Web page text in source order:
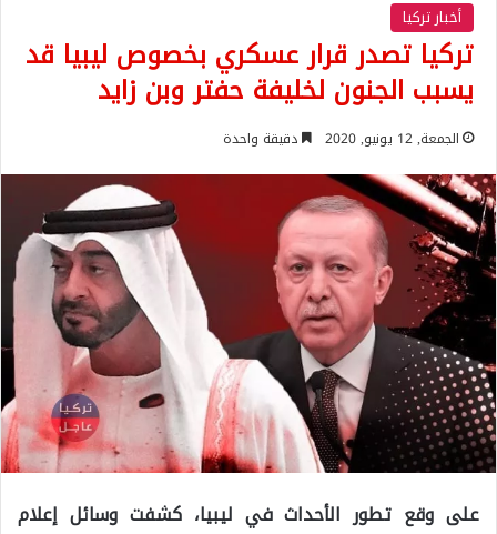
أخبار تركيا
تركيا تصدر قرار عسكري بخصوص ليبيا قد
يسبب الجنون لخليفة حفتر وبن زايد
الجمعة, 12 يونيو, 2020 دقيقة واحدة
على وقع تطور الأحداث في ليبيا، كشفت وسائل إعلام